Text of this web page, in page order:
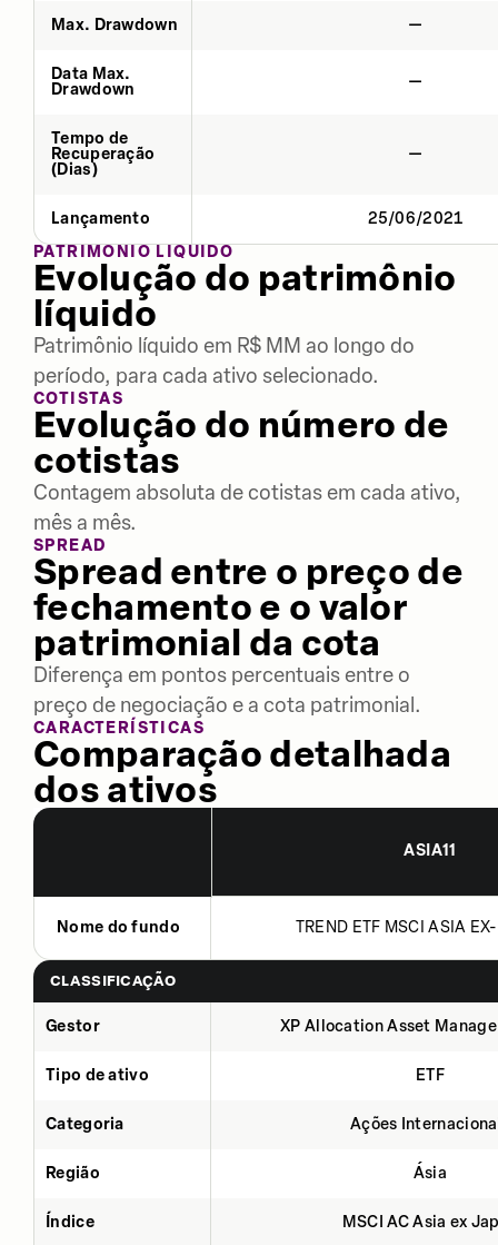
Max. Drawdown —
Data Max.
Drawdown
—
Tempo de
Recuperação
(Dias)
—
Lançamento
25/06/2021
PATRIMÔNIO LÍQUIDO
Evolução do patrimônio
líquido
Patrimônio líquido em R$ MM ao longo do
período, para cada ativo selecionado.
COTISTAS
Evolução do número de
cotistas
Contagem absoluta de cotistas em cada ativo,
mês a mês.
SPREAD
Spread entre o preço de
fechamento e o valor
patrimonial da cota
Diferença em pontos percentuais entre o
preço de negociação e a cota patrimonial.
CARACTERÍSTICAS
Comparação detalhada
dos ativos
ASIA11
Nome do fundo TREND ETF MSCI ASIA
CLASSIFICAÇÃO
Gestor XP Allocation Asset
Tipo de ativo ETF
Categoria Ações
Região Ásia
Índice MSCI AC Asia ex